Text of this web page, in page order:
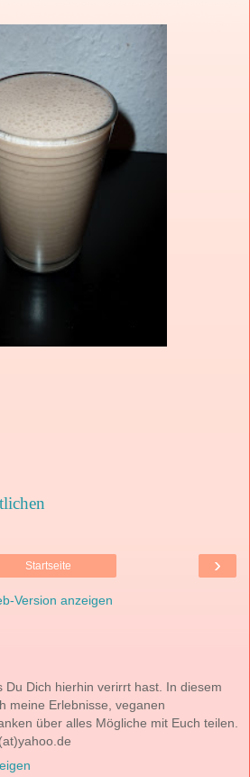
›
Startseite
Version anzeigen
Du Dich hierhin verirrt hast. In diesem
meine Erlebnisse, veganen
über alles Mögliche mit Euch teilen.